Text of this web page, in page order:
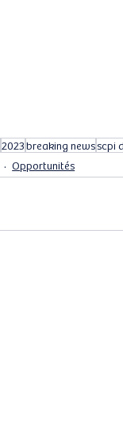
2023breaking newsscpi
Opportunités